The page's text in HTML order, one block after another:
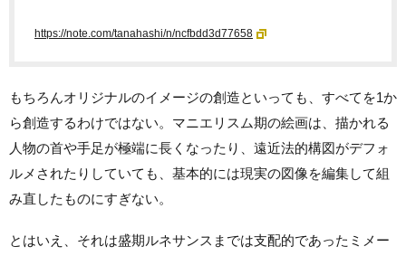
https://note.com/tanahashi/n/ncfbdd3d77658
もちろんオリジナルのイメージの創造といっても、すべてを1か
ら創造するわけではない。マニエリスム期の絵画は、描かれる
人物の首や手足が極端に長くなったり、遠近法的構図がデフォ
ルメされたりしていても、基本的には現実の図像を編集して組
み直したものにすぎない。
とはいえ、それは盛期ルネサンスまでは支配的であったミメー